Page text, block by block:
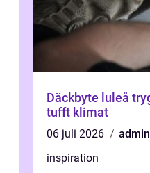
Däckbyte luleå trygg bilkörning i ett
tufft klimat
06 juli 2026
admin
inspiration